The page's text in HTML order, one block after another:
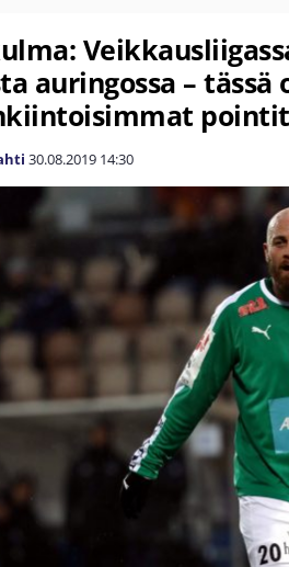
auringossa –
pointit
30.08.2019 14:30